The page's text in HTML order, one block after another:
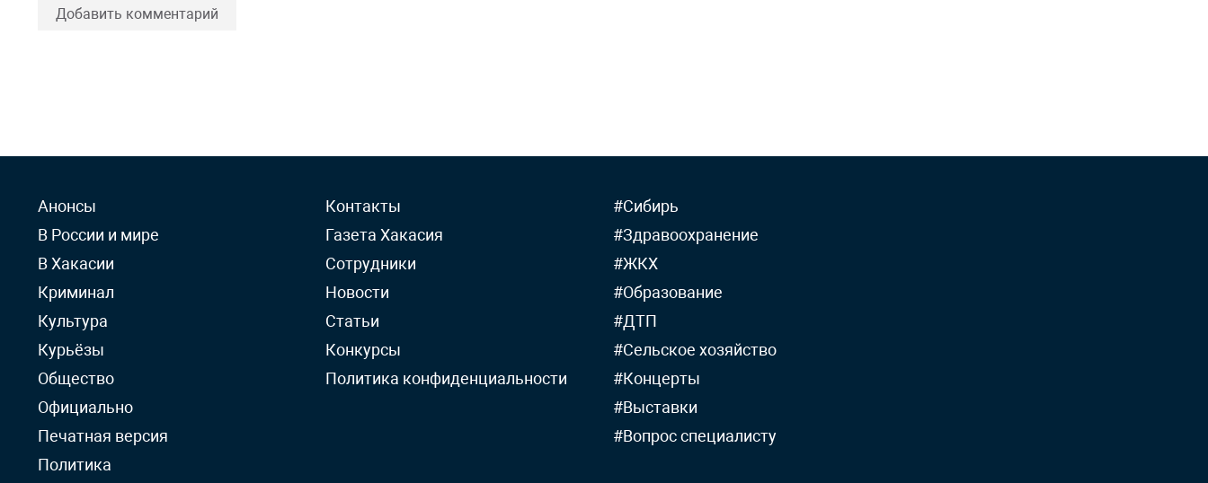
Добавить комментарий
Анонсы
В России и мире
В Хакасии
Криминал
Культура
Курьёзы
Общество
Официально
Печатная версия
Политика
Контакты
Газета Хакасия
Сотрудники
Новости
Статьи
Конкурсы
Политика конфиденциальности
#Сибирь
#Здравоохранение
#ЖКХ
#Образование
#ДТП
#Сельское хозяйство
#Концерты
#Выставки
#Вопрос специалисту